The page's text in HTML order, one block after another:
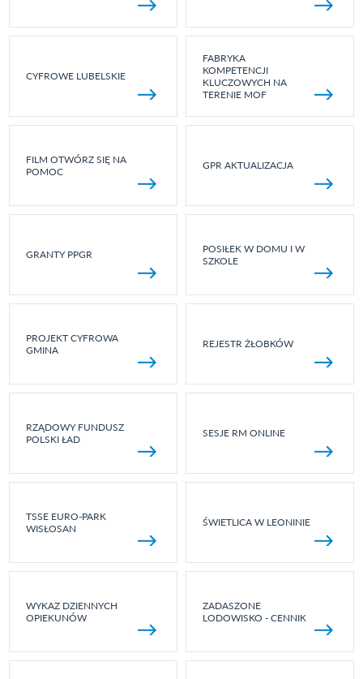
CYFROWE LUBELSKIE
FABRYKA
KOMPETENCJI
KLUCZOWYCH NA
TERENIE MOF
FILM OTWÓRZ SIĘ NA
POMOC
GPR AKTUALIZACJA
GRANTY PPGR
POSIŁEK W DOMU I W
SZKOLE
PROJEKT CYFROWA
GMINA
REJESTR ŻŁOBKÓW
RZĄDOWY FUNDUSZ
POLSKI ŁAD
SESJE RM ONLINE
TSSE EURO-PARK
WISŁOSAN
ŚWIETLICA W LEONINIE
WYKAZ DZIENNYCH
OPIEKUNÓW
ZADASZONE
LODOWISKO - CENNIK